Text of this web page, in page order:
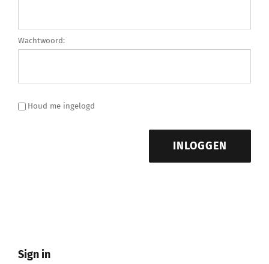
Wachtwoord:
Houd me ingelogd
INLOGGEN
Sign in